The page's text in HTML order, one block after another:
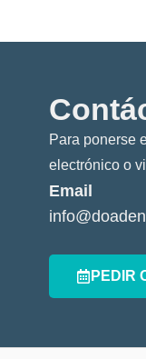
Para ponerse
electrónico o
Email
PEDIR